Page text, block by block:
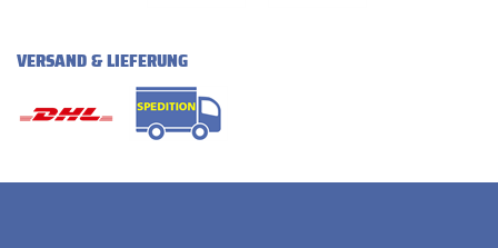
VERSAND & LIEFERUNG